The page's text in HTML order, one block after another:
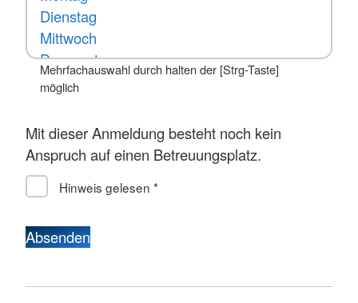
Mehrfachauswahl durch halten der [Strg-Taste]
möglich
Mit dieser Anmeldung besteht noch kein
Anspruch auf einen Betreuungsplatz.
Hinweis gelesen *
Absenden